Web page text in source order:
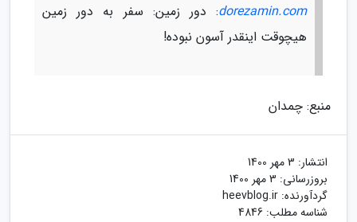
dorezamin.com: دور زمین: سفر به دور زمین
هیچوقت اینقدر آسون نبوده!
منبع: چمدان
انتشار: 3 مهر 1400
بروزرسانی: 3 مهر 1400
گردآورنده: heevblog.ir
شناسه مطلب: 4846